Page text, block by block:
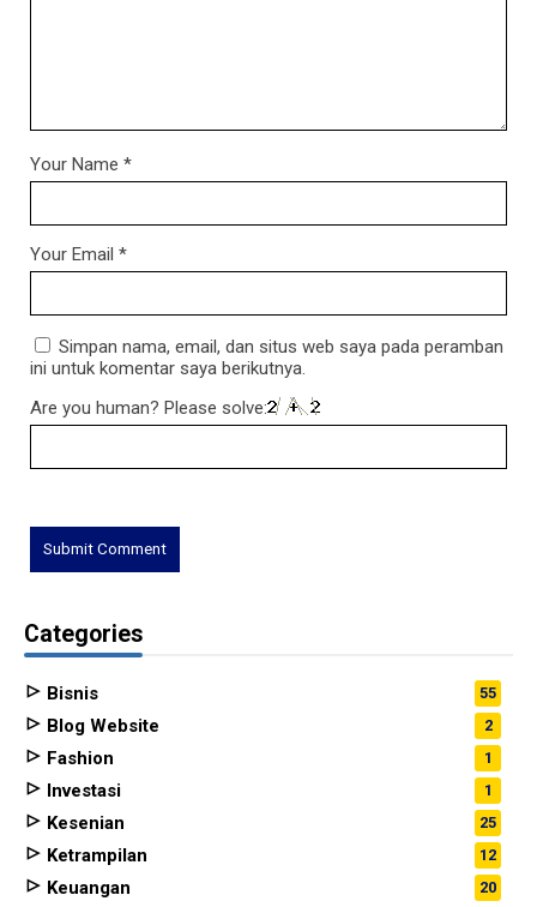
Your Name *
Your Email *
Simpan nama, email, dan situs web saya pada peramban
ini untuk komentar saya berikutnya.
Are you human? Please solve:
Categories
Bisnis 55
Blog Website 2
Fashion 1
Investasi 1
Kesenian 25
Ketrampilan 12
Keuangan 20